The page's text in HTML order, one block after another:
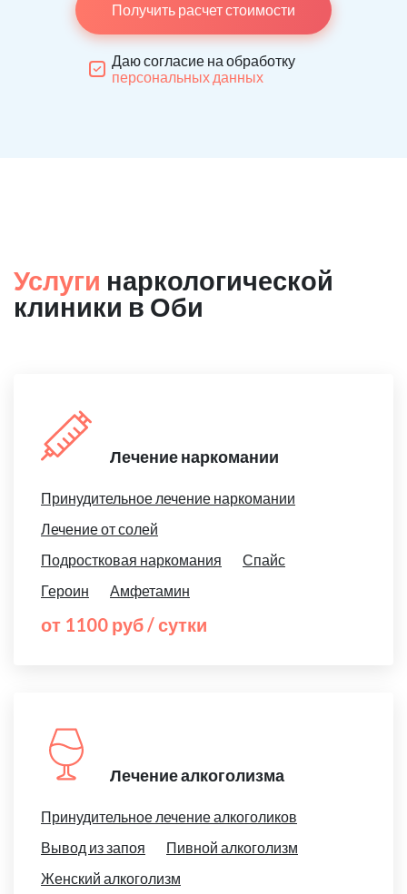
Получить расчет стоимости
Даю согласие на обработку
персональных данных
Услуги наркологической
клиники в Оби
Лечение наркомании
Принудительное лечение наркомании
Лечение от солей
Подростковая наркомания
Спайс
Героин
Амфетамин
от 1100 руб / сутки
Лечение алкоголизма
Принудительное лечение алкоголиков
Вывод из запоя
Пивной алкоголизм
Женский алкоголизм